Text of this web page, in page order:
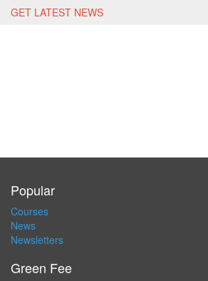
GET LATEST NEWS
Popular
Courses
News
Newsletters
Green Fee